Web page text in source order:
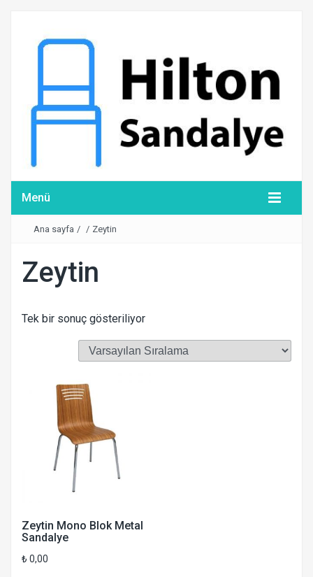
Menü
Ana sayfa / / Zeytin
Zeytin
Tek bir sonuç gösteriliyor
Zeytin Mono Blok Metal
Sandalye
₺ 0,00